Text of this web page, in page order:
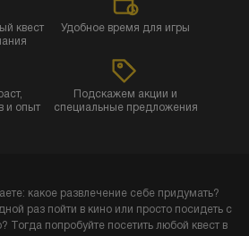
квест
Удобное время для игры
и опыт
Подскажем акции и
специальные предложения
какое развлечение себе придумать?
раз пойти в кино или просто посидеть с
Тогда попробуйте посетить любой квест в